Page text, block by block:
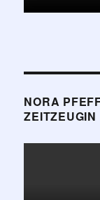
NORA
ZEITZEUGIN